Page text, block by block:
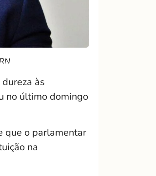
às
no último domingo
que o parlamentar
na